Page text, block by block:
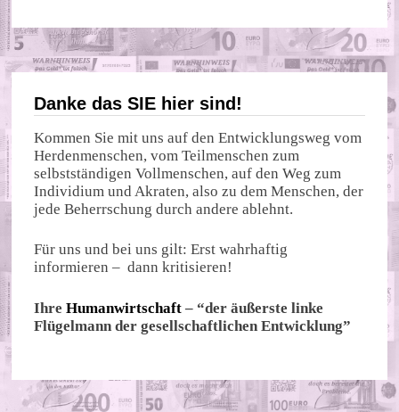
Danke das SIE hier sind!
Kommen Sie mit uns auf den Entwicklungsweg vom
Herdenmenschen, vom Teilmenschen zum
selbstständigen Vollmenschen, auf den Weg zum
Individium und Akraten, also zu dem Menschen, der
jede Beherrschung durch andere ablehnt.
Für uns und bei uns gilt: Erst wahrhaftig
informieren – dann kritisieren!
IhreHumanwirtschaft – “der äußerste linke
Flügelmann der gesellschaftlichen Entwicklung”